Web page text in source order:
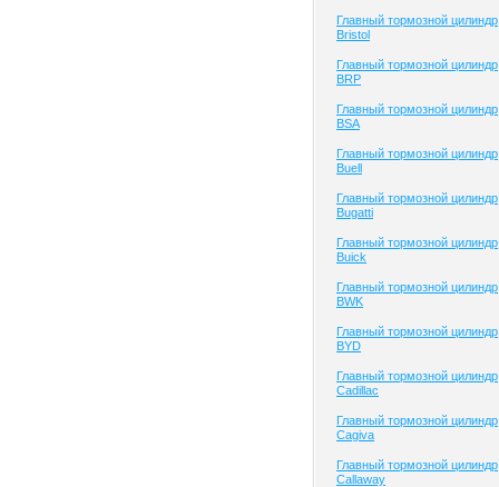
Главный тормозной цилиндр
Bristol
Главный тормозной цилиндр
BRP
Главный тормозной цилиндр
BSA
Главный тормозной цилиндр
Buell
Главный тормозной цилиндр
Bugatti
Главный тормозной цилиндр
Buick
Главный тормозной цилиндр
BWK
Главный тормозной цилиндр
BYD
Главный тормозной цилиндр
Cadillac
Главный тормозной цилиндр
Cagiva
Главный тормозной цилиндр
Callaway